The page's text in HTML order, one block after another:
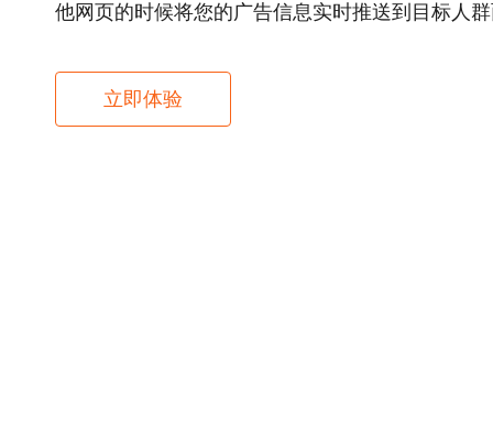
他网页的时候将您的广告信息实时推送到目标人
立即体验